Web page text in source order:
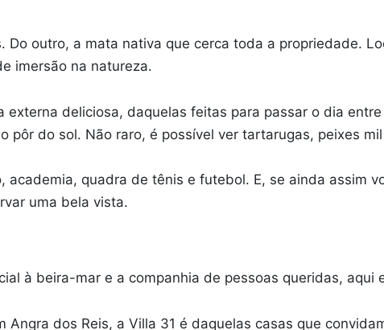
Do outro, a mata nativa que cerca toda a propriedade.
imersão na natureza.
deliciosa, daquelas feitas para passar o dia
pôr do sol. Não raro, é possível ver tartarugas, peixes
academia, quadra de tênis e futebol. E, se ainda assim
uma bela vista.
à beira-mar e a companhia de pessoas queridas, aqui
Angra dos Reis, a Villa 31 é daquelas casas que